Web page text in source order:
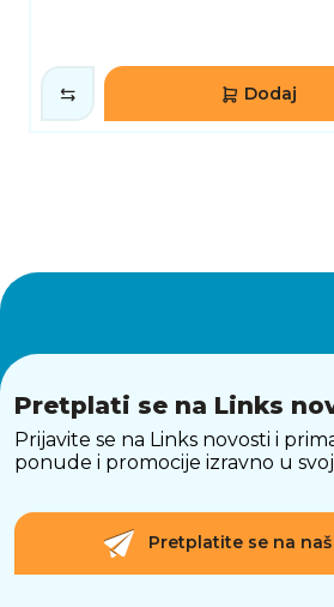
Logitech H390 slušalice
za korisnike koji traže
Logitech H390 osiguravaju
Dodaj
Pretplati se na Links
Prijavite se na Links novosti i
ponude i promocije izravno u
Pretplatite se na